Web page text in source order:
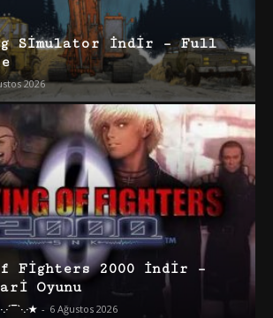
Simulator İndir – Full
2026
Fighters 2000 İndir –
Oyunu
- 6 Ağustos 2026